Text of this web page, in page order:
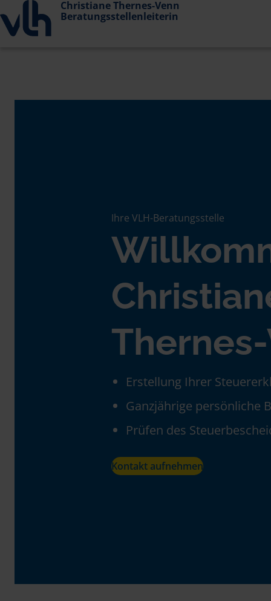
Christiane Thernes-Venn
Beratungsstellenleiterin
Ihre VLH-Beratungsstelle
Erstellung Ihrer
Ganzjährige persönliche
Prüfen des
Kontakt aufnehmen